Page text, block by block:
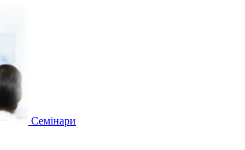
Семінари